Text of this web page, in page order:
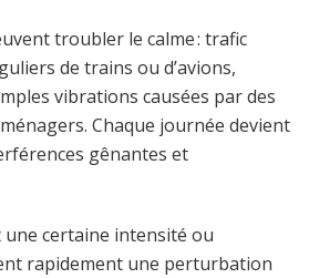
troubler le calme : trafic
de trains ou d’avions,
vibrations causées par des
Chaque journée devient
gênantes et
une certaine intensité ou
rapidement une perturbation